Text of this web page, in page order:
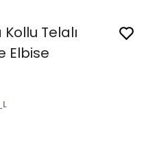
Telalı
Elbise